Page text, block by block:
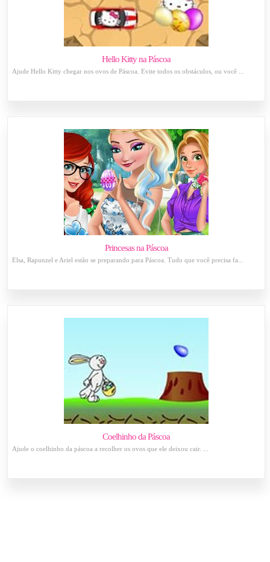
Hello Kitty na Páscoa
Ajude Hello Kitty chegar nos ovos de Páscoa. Evite todos os obstáculos, ou você ...
Princesas na Páscoa
Elsa, Rapunzel e Ariel estão se preparando para Páscoa. Tudo que você precisa fa...
Coelhinho da Páscoa
Ajude o coelhinho da páscoa a recolher os ovos que ele deixou cair. ...